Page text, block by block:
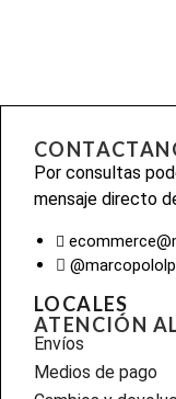
Por consultas
mensaje directo
@marcopololp
LOCALES
ATENCIÓN
Envíos
Medios de pago